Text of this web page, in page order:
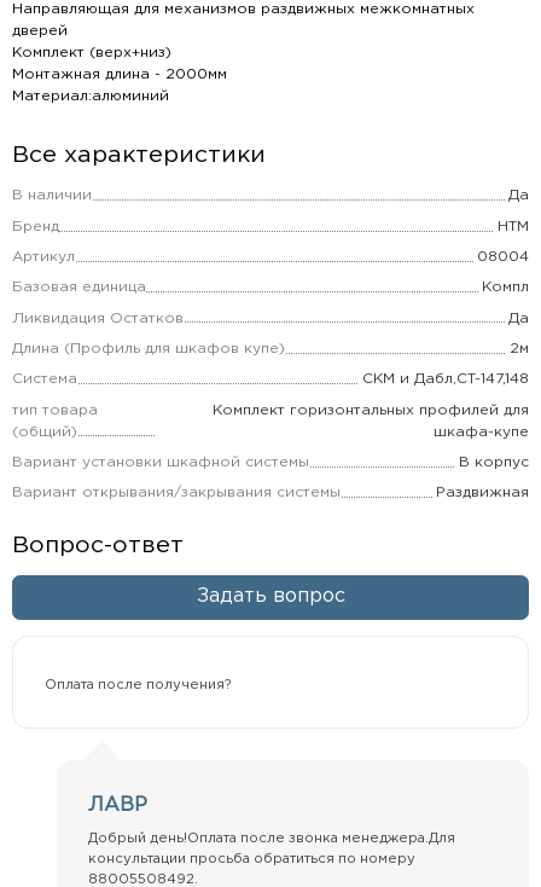
Направляющая для механизмов раздвижных межкомнатных
дверей
Комплект (верх+низ)
Монтажная длина - 2000мм
Материал:алюминий
Все характеристики
В наличии Да
Бренд НТМ
Артикул 08004
Базовая единица Компл
Ликвидация Остатков Да
Длина (Профиль для шкафов купе) 2м
Система СКМ и Дабл,CT-147,148
тип товара
(общий)
Комплект горизонтальных профилей для
шкафа-купе
Вариант установки шкафной системы В корпус
Вариант открывания/закрывания системы Раздвижная
Вопрос-ответ
Задать вопрос
Оплата после получения?
ЛАВР
Добрый день!Оплата после звонка менеджера.Для
консультации просьба обратиться по номеру
88005508492.